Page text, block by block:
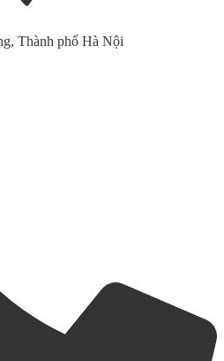
Thành phố Hà Nội